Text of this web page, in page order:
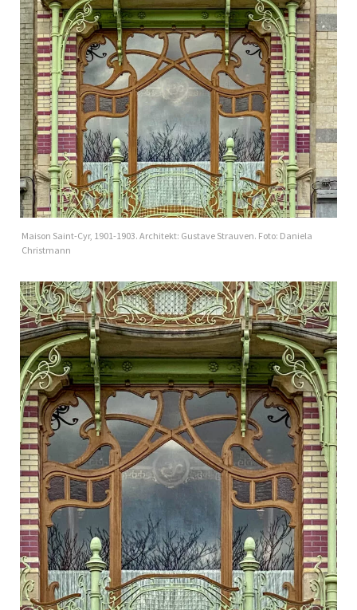
Maison Saint-Cyr, 1901-1903. Architekt: Gustave Strauven. Foto: Daniela
Christmann